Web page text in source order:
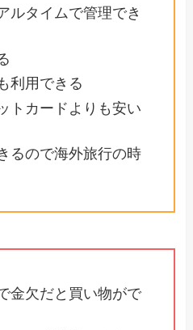
ルタイムで管理でき
利用できる
トカードよりも安い
るので海外旅行の時
金欠だと買い物がで